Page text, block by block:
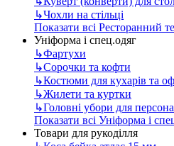
↳Чохли на стільці
Показати всі Ресторанний
Уніформа і спец.одяг
↳Фартухи
↳Сорочки та кофти
↳Костюми для кухарів та
↳Жилети та куртки
↳Головні убори для
Показати всі Уніформа і
Товари для рукоділля